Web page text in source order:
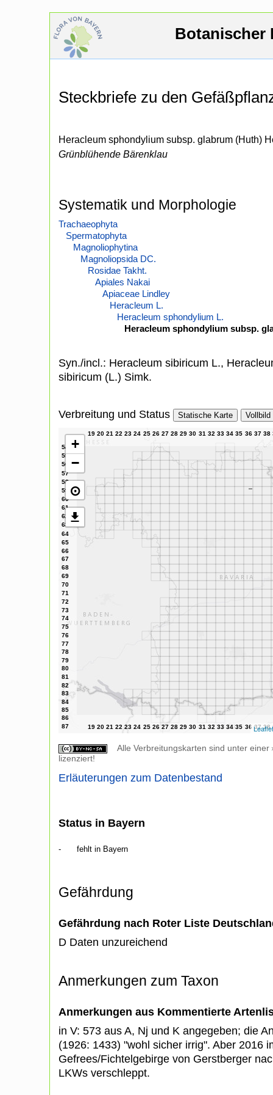
Botanischer
Steckbriefe zu den
Heracleum sphondylium subsp. glabrum (Huth)
Grünblühende Bärenklau
Systematik und Morphologie
Trachaeophyta
Spermatophyta
Magnoliophytina
Magnoliopsida DC.
Rosidae Takht.
Apiales Nakai
Apiaceae Lindley
Heracleum L.
Heracleum sphondylium L.
Heracleum sphondylium subsp.
Syn./incl.: Heracleum sibiricum L.,
sibiricum (L.) Simk.
Verbreitung und Status Statische Karte Vollbild
+
−
⊙
Leaflet
Alle Verbreitungskarten sind unter einer
lizenziert!
Erläuterungen zum Datenbestand
Status in Bayern
- fehlt in Bayern
Gefährdung
Gefährdung nach Roter Liste
D Daten unzureichend
Anmerkungen zum Taxon
Anmerkungen aus Kommentierte
in V: 573 aus A, Nj und K angegeben; die
(1926: 1433) "wohl sicher irrig". Aber 2016
Gefrees/Fichtelgebirge von Gerstberger
LKWs verschleppt.